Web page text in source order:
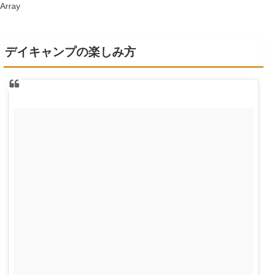
Array
デイキャンプの楽しみ方